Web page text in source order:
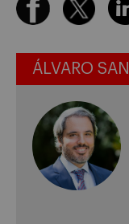
ÁLVARO